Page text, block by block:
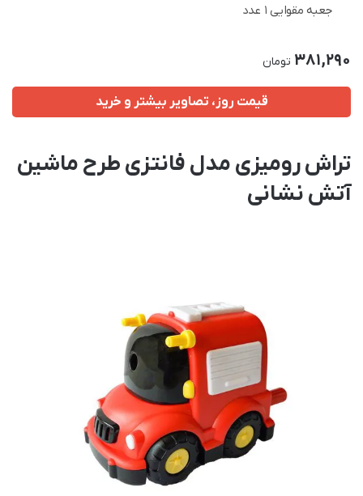
جعبه مقوایی 1 عدد
381,290 تومان
قیمت روز، تصاویر بیشتر و خرید
تراش رومیزی مدل فانتزی طرح ماشین
آتش نشانی